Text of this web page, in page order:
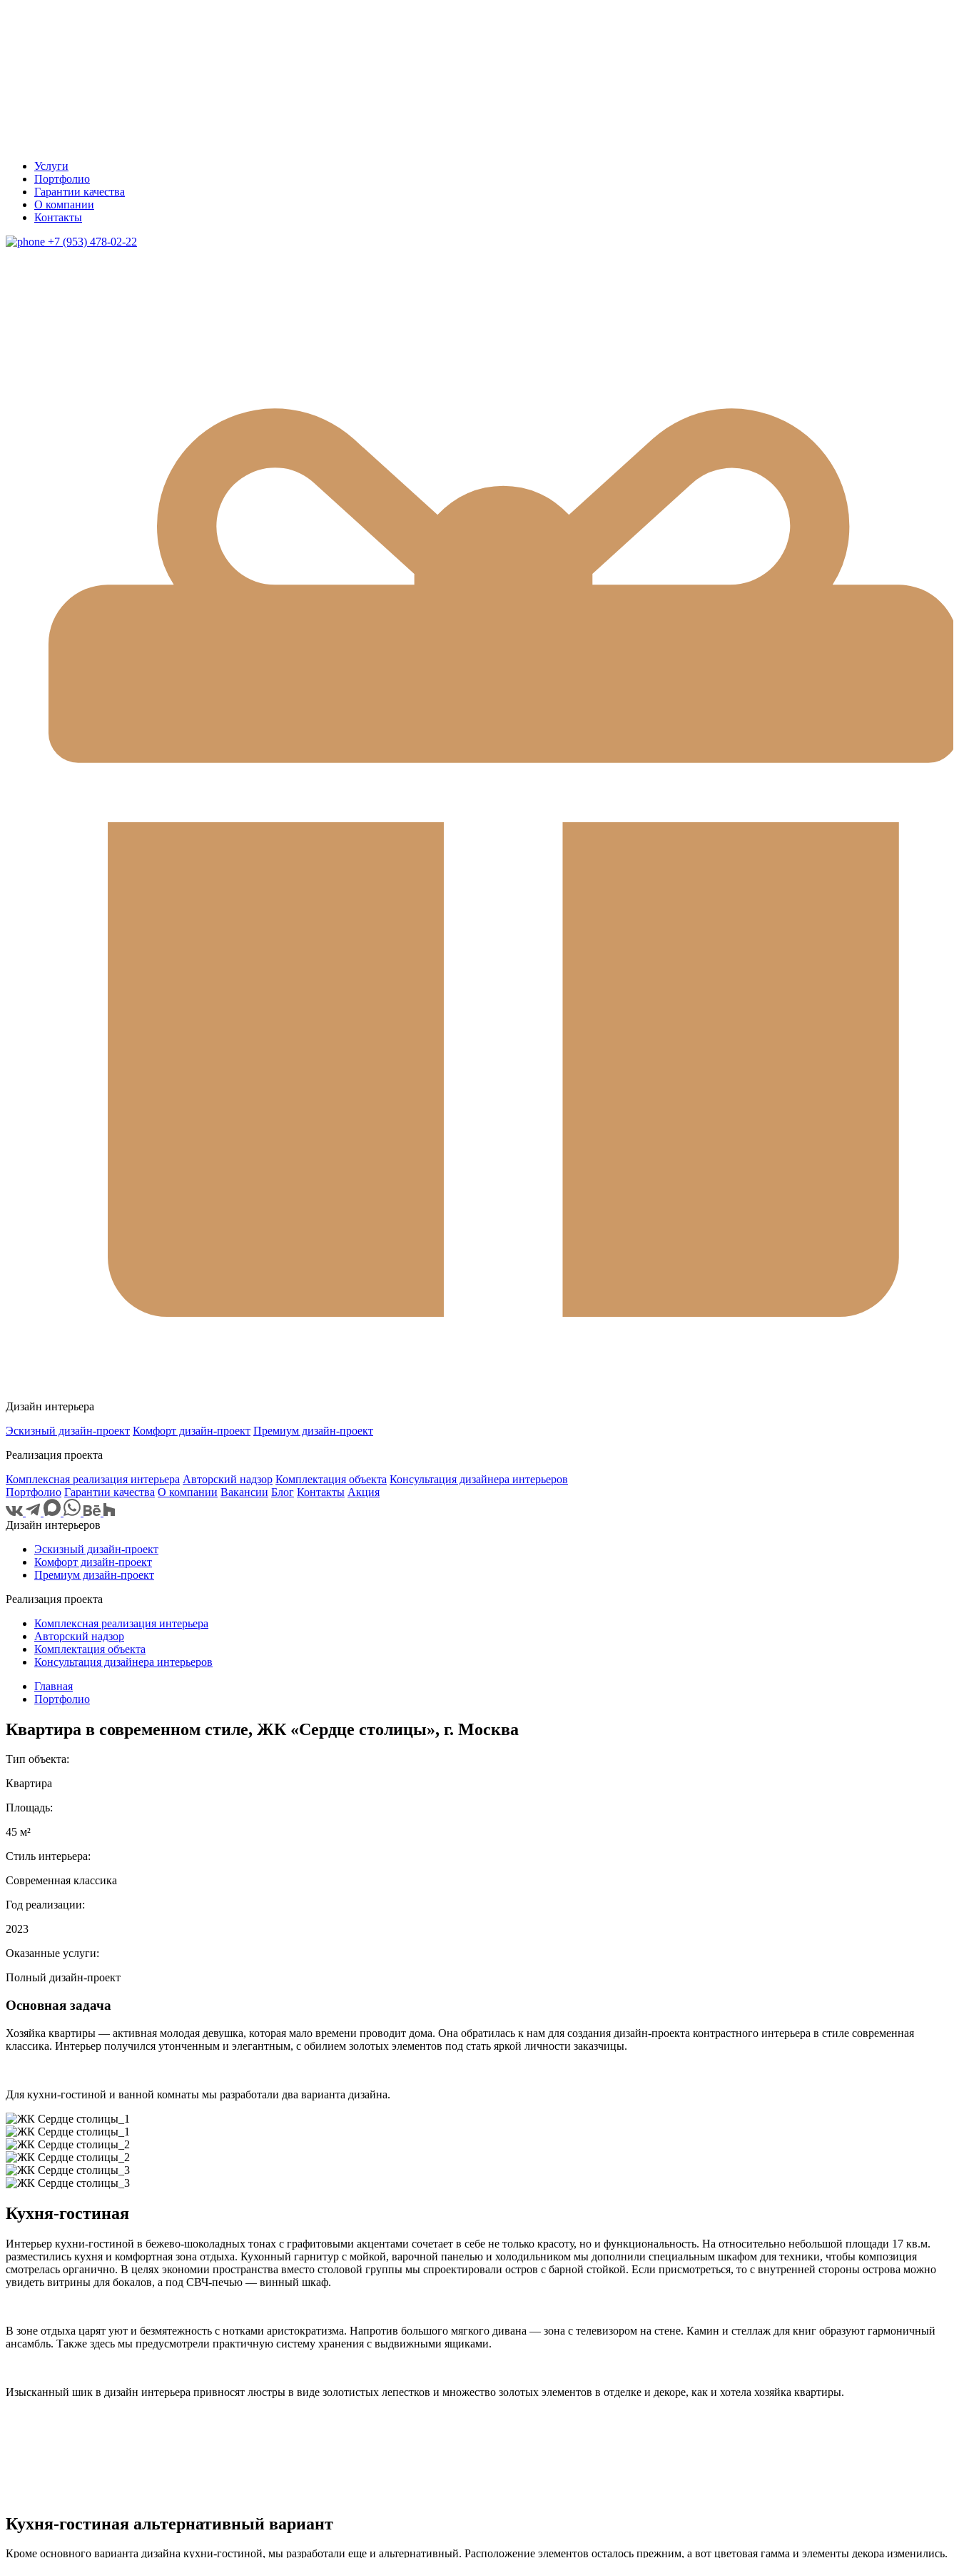
Услуги
Портфолио
Гарантии качества
О компании
Контакты
+7 (953) 478-02-22
Дизайн интерьера
Эскизный дизайн-проект Комфорт дизайн-проект Премиум дизайн-проект
Реализация проекта
Комплексная реализация интерьера Авторский надзор Комплектация объекта Консультация дизайнера интерьеров
Портфолио Гарантии качества О компании Вакансии Блог Контакты Акция
Дизайн интерьеров
Эскизный дизайн-проект
Комфорт дизайн-проект
Премиум дизайн-проект
Реализация проекта
Комплексная реализация интерьера
Авторский надзор
Комплектация объекта
Консультация дизайнера интерьеров
Главная
Портфолио
Квартира в современном стиле, ЖК «Сердце столицы», г. Москва
Тип объекта:
Квартира
Площадь:
45 м²
Стиль интерьера:
Современная классика
Год реализации:
2023
Оказанные услуги:
Полный дизайн-проект
Основная задача
Хозяйка квартиры — активная молодая девушка, которая мало времени проводит дома. Она обратилась к нам для создания дизайн-проекта контрастного интерьера в стиле современная
классика. Интерьер получился утонченным и элегантным, с обилием золотых элементов под стать яркой личности заказчицы.
Для кухни-гостиной и ванной комнаты мы разработали два варианта дизайна.
Кухня-гостиная
Интерьер кухни-гостиной в бежево-шоколадных тонах с графитовыми акцентами сочетает в себе не только красоту, но и функциональность. На относительно небольшой площади 17 кв.м.
разместились кухня и комфортная зона отдыха. Кухонный гарнитур с мойкой, варочной панелью и холодильником мы дополнили специальным шкафом для техники, чтобы композиция
смотрелась органично. В целях экономии пространства вместо столовой группы мы спроектировали остров с барной стойкой. Если присмотреться, то с внутренней стороны острова можно
увидеть витрины для бокалов, а под СВЧ-печью — винный шкаф.
В зоне отдыха царят уют и безмятежность с нотками аристократизма. Напротив большого мягкого дивана — зона с телевизором на стене. Камин и стеллаж для книг образуют гармоничный
ансамбль. Также здесь мы предусмотрели практичную систему хранения с выдвижными ящиками.
Изысканный шик в дизайн интерьера привносят люстры в виде золотистых лепестков и множество золотых элементов в отделке и декоре, как и хотела хозяйка квартиры.
Кухня-гостиная альтернативный вариант
Кроме основного варианта дизайна кухни-гостиной, мы разработали еще и альтернативный. Расположение элементов осталось прежним, а вот цветовая гамма и элементы декора изменились.